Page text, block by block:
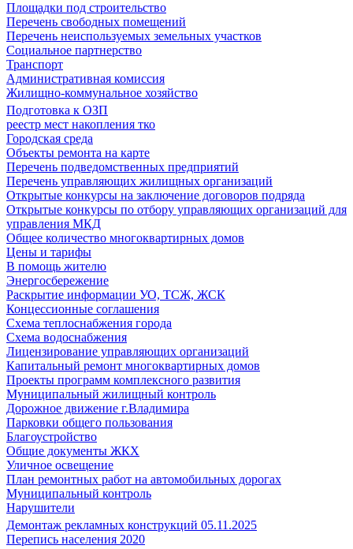
Площадки под строительство
Перечень свободных помещений
Перечень неиспользуемых земельных участков
Социальное партнерство
Транспорт
Административная комиссия
Жилищно-коммунальное хозяйство
Подготовка к ОЗП
реестр мест накопления тко
Городская среда
Объекты ремонта на карте
Перечень подведомственных предприятий
Перечень управляющих жилищных организаций
Открытые конкурсы на заключение договоров подряда
Открытые конкурсы по отбору управляющих организаций для
управления МКД
Общее количество многоквартирных домов
Цены и тарифы
В помощь жителю
Энергосбережение
Раскрытие информации УО, ТСЖ, ЖСК
Концессионные соглашения
Схема теплоснабжения города
Схема водоснабжения
Лицензирование управляющих организаций
Капитальный ремонт многоквартирных домов
Проекты программ комплексного развития
Муниципальный жилищный контроль
Дорожное движение г.Владимира
Парковки общего пользования
Благоустройство
Общие документы ЖКХ
Уличное освещение
План ремонтных работ на автомобильных дорогах
Муниципальный контроль
Нарушители
Демонтаж рекламных конструкций 05.11.2025
Перепись населения 2020